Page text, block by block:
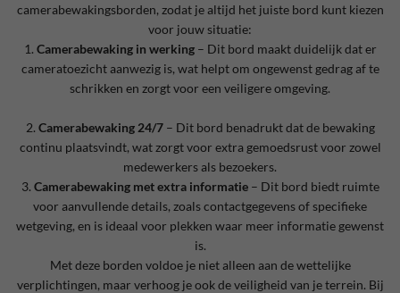
camerabewakingsborden, zodat je altijd het juiste bord kunt kiezen
voor jouw situatie:
1. Camerabewaking in werking – Dit bord maakt duidelijk dat er
cameratoezicht aanwezig is, wat helpt om ongewenst gedrag af te
schrikken en zorgt voor een veiligere omgeving.
2. Camerabewaking 24/7– Dit bord benadrukt dat de bewaking
continu plaatsvindt, wat zorgt voor extra gemoedsrust voor zowel
medewerkers als bezoekers.
3. Camerabewaking met extra informatie – Dit bord biedt ruimte
voor aanvullende details, zoals contactgegevens of specifieke
wetgeving, en is ideaal voor plekken waar meer informatie gewenst
is.
Met deze borden voldoe je niet alleen aan de wettelijke
verplichtingen, maar verhoog je ook de veiligheid van je terrein. Bij